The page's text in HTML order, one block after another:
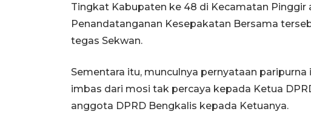
Tingkat Kabupaten ke 48 di Kecamatan Pinggir
Penandatanganan Kesepakatan Bersama
tegas Sekwan.
Sementara itu, munculnya pernyataan
imbas dari mosi tak percaya kepada Ketua
anggota DPRD Bengkalis kepada Ketuanya.